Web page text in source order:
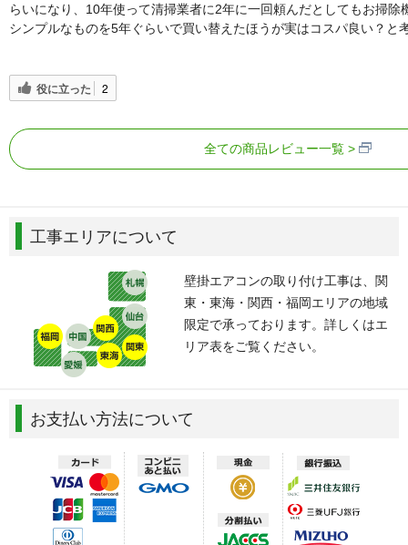
らいになり、10年使って清掃業者に2年に一回頼んだとしてもお掃除
シンプルなものを5年ぐらいで買い替えたほうが実はコスパ良い？と
役に立った 2
全ての商品レビュー一覧
工事エリアについて
壁掛エアコンの取り付け工事は、関
東・東海・関西・福岡エリアの地域
限定で承っております。詳しくはエ
リア表をご覧ください。
お支払い方法について